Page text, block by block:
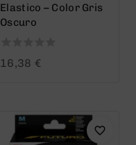
Elastico – Color Gris
Oscuro
016,38 €